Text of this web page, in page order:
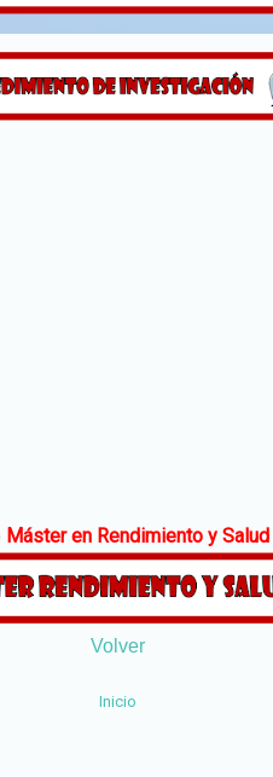
Máster en Rendimiento y Salud
Volver
Inicio